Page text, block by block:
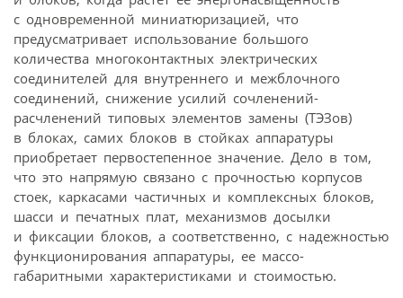
с одновременной миниатюризацией, что
предусматривает использование большого
количества многоконтактных электрических
соединителей для внутреннего и межблочного
соединений, снижение усилий сочленений-
расчленений типовых элементов замены (ТЭЗов)
в блоках, самих блоков в стойках аппаратуры
приобретает первостепенное значение. Дело в том,
что это напрямую связано с прочностью корпусов
стоек, каркасами частичных и комплексных блоков,
шасси и печатных плат, механизмов досылки
и фиксации блоков, а соответственно, с надежностью
функционирования аппаратуры, ее массо-
габаритными характеристиками и стоимостью.